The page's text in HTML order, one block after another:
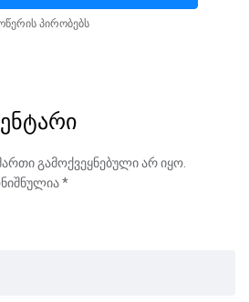
პირობებს
გამოქვეყნებული არ იყო.
*